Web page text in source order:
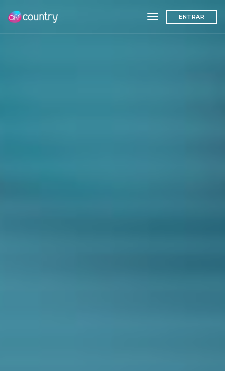
toggle navigation
ENTRAR